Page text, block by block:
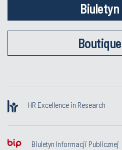
Biuletyn
Boutique
HR Excellence in Research
Biuletyn Informacji Publicznej